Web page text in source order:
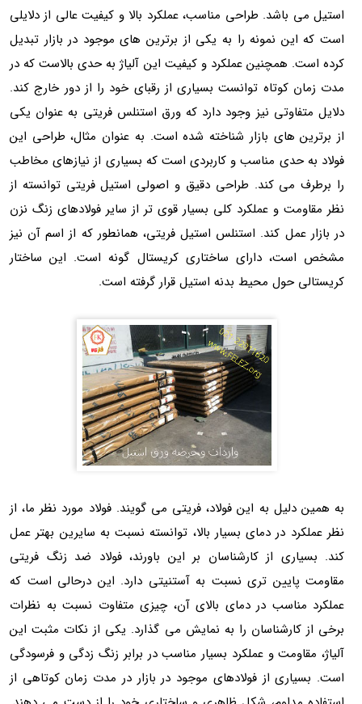
استیل می باشد. طراحی مناسب، عملکرد بالا و کیفیت عالی از دلایلی
است که این نمونه را به یکی از برترین های موجود در بازار تبدیل
کرده است. همچنین عملکرد و کیفیت این آلیاژ به حدی بالاست که در
مدت زمان کوتاه توانست بسیاری از رقبای خود را از دور خارج کند.
دلایل متفاوتی نیز وجود دارد که ورق استنلس فریتی به عنوان یکی
از برترین های بازار شناخته شده است. به عنوان مثال، طراحی این
فولاد به حدی مناسب و کاربردی است که بسیاری از نیازهای مخاطب
را برطرف می کند. طراحی دقیق و اصولی استیل فریتی توانسته از
نظر مقاومت و عملکرد کلی بسیار قوی تر از سایر فولادهای زنگ نزن
در بازار عمل کند. استنلس استیل فریتی، همانطور که از اسم آن نیز
مشخص است، دارای ساختاری کریستال گونه است. این ساختار
کریستالی حول محیط بدنه استیل قرار گرفته است.
به همین دلیل به این فولاد، فریتی می گویند. فولاد مورد نظر ما، از
نظر عملکرد در دمای بسیار بالا، توانسته نسبت به سایرین بهتر عمل
کند. بسیاری از کارشناسان بر این باورند، فولاد ضد زنگ فریتی
مقاومت پایین تری نسبت به آستنیتی دارد. این درحالی است که
عملکرد مناسب در دمای بالای آن، چیزی متفاوت نسبت به نظرات
برخی از کارشناسان را به نمایش می گذارد. یکی از نکات مثبت این
آلیاژ، مقاومت و عملکرد بسیار مناسب در برابر زنگ زدگی و فرسودگی
است. بسیاری از فولادهای موجود در بازار در مدت زمان کوتاهی از